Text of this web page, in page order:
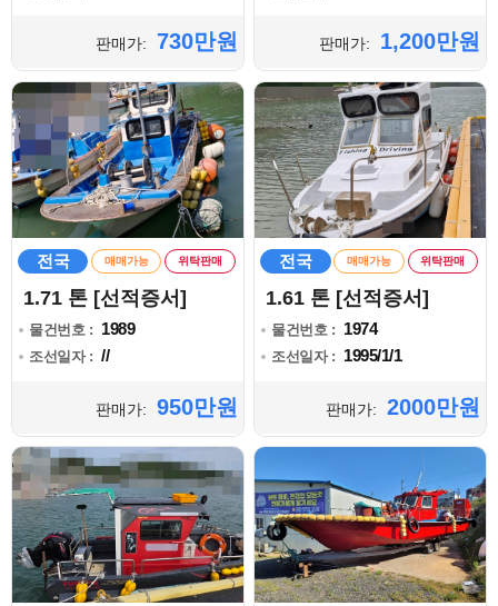
판매가: 730만원 판매가: 1,200만원
전국 매매가능 위탁판매
1.71 톤 [선적증서]
물건번호 : 1989
조선일자 : //
판매가: 950만원
전국 매매가능 위탁판매
1.61 톤 [선적증서]
물건번호 : 1974
조선일자 : 1995/1/1
판매가: 2000만원